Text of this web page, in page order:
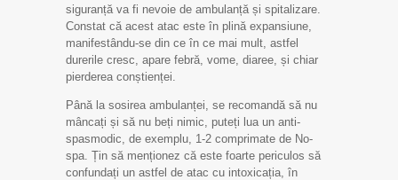
siguranță va fi nevoie de ambulanță și spitalizare.
Constat că acest atac este în plină expansiune,
manifestându-se din ce în ce mai mult, astfel
durerile cresc, apare febră, vome, diaree, și chiar
pierderea conștienței.
Până la sosirea ambulanței, se recomandă să nu
mâncați și să nu beți nimic, puteți lua un anti-
spasmodic, de exemplu, 1-2 comprimate de No-
spa. Țin să menționez că este foarte periculos să
confundați un astfel de atac cu intoxicația, în